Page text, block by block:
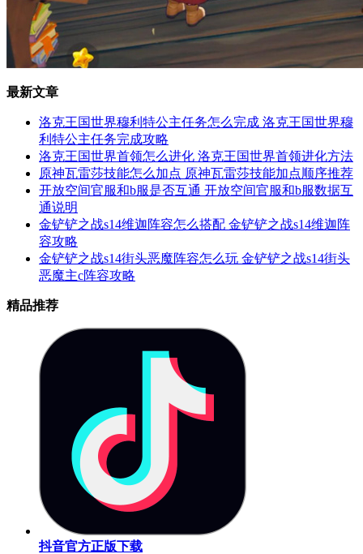
最新文章
洛克王国世界穆利特公主任务怎么完成 洛克王国世界穆
利特公主任务完成攻略
洛克王国世界首领怎么进化 洛克王国世界首领进化方法
原神瓦雷莎技能怎么加点 原神瓦雷莎技能加点顺序推荐
开放空间官服和b服是否互通 开放空间官服和b服数据互
通说明
金铲铲之战s14维迦阵容怎么搭配 金铲铲之战s14维迦阵
容攻略
金铲铲之战s14街头恶魔阵容怎么玩 金铲铲之战s14街头
恶魔主c阵容攻略
精品推荐
抖音官方正版下载